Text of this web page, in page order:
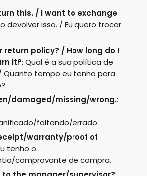
this. / I want to exchange
devolver isso. / Eu quero trocar
return policy? / How long do I
it?: Qual é a sua política de
Quanto tempo eu tenho para
damaged/missing/wrong.:
faltando/errado.
warranty/proof of
tenho o
comprovante de compra.